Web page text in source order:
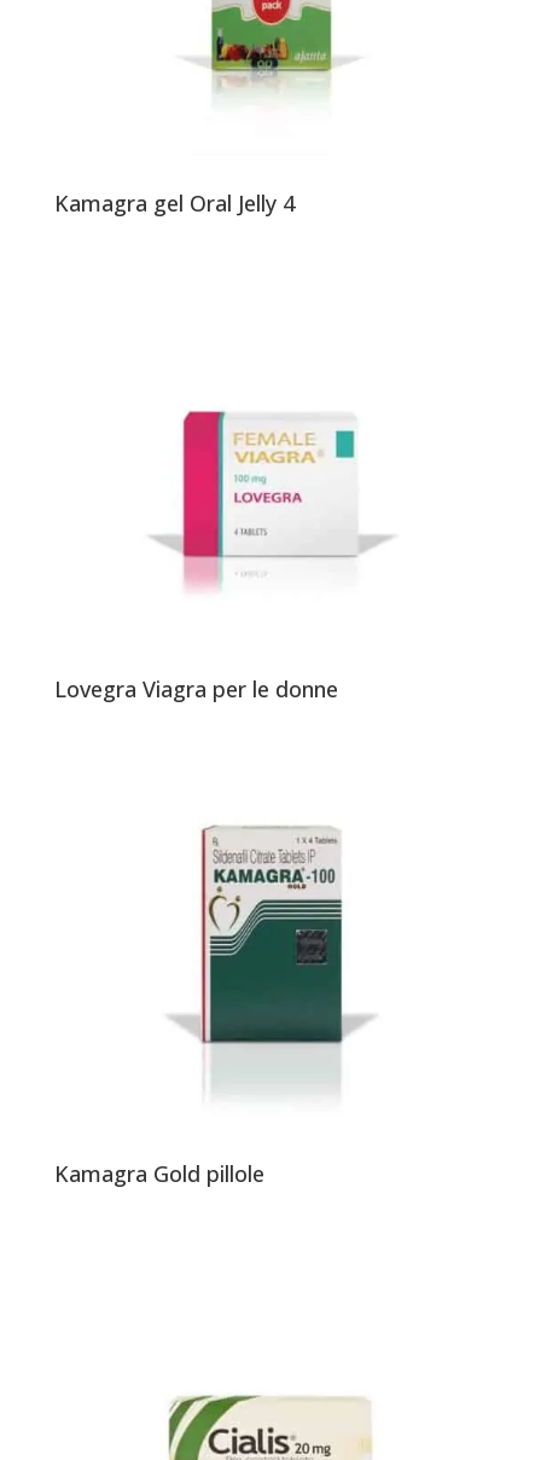
Kamagra gel Oral Jelly 4
Lovegra Viagra per le donne
Kamagra Gold pillole